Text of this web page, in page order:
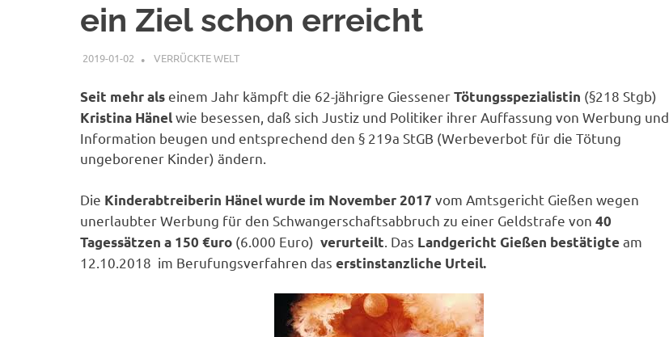
ein Ziel schon erreicht
2019-01-02 G A
VERRÜCKTE WELT
Seit mehr als einem Jahr kämpft die 62-jährigre GiessenerTötungsspezialistin (§218 Stgb)
Kristina Hänelwie besessen, daß sich Justiz und Politiker ihrer Auffassung von Werbung und
Information beugen und entsprechend den § 219a StGB (Werbeverbot für die Tötung
ungeborener Kinder) ändern.
Die Kinderabtreiberin Hänel wurde im November 2017 vom Amtsgericht Gießen wegen
unerlaubter Werbung für den Schwangerschaftsabbruch zu einer Geldstrafe von40
Tagessätzen a 150 €uro (6.000 Euro)verurteilt . Das Landgericht Gießen bestätigteam
12.10.2018 im Berufungsverfahren das erstinstanzliche Urteil.